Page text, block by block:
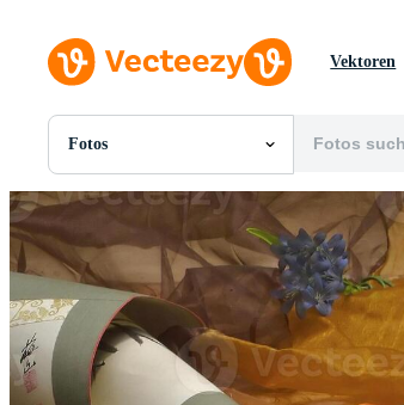
Vektoren
Fotos
Alle Bilder
Fotos
PSDs
SVGs
Vorlagen
Vektoren
Videos
Motion Graphics
Redaktionelle Bilder